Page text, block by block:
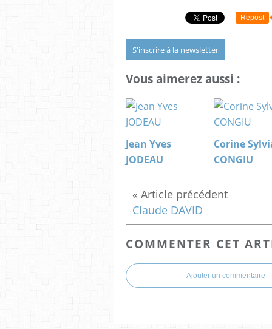
Repost
S'inscrire à la newsletter
Vous aimerez aussi :
Jean Yves
JODEAU
Corine
CONGIU
Claude DAVID
COMMENTER CET
Ajouter un commentaire